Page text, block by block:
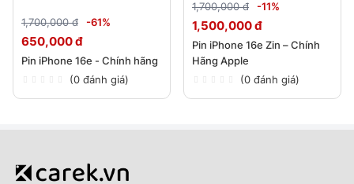
1,700,000 đ -61%
650,000 đ
Pin iPhone 16e - Chính hãng
(0 đánh giá)
1,700,000 đ -11%
1,500,000 đ
Pin iPhone 16e Zin – Chính
Hãng Apple
(0 đánh giá)